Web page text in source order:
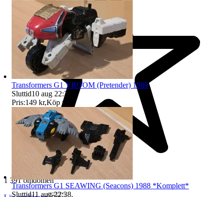
1 391 omdömen
Transformers G1 VROOM (Pretender) 1989
Sluttid10 aug 22:39
Pris:149 kr,Köp nu
Transformers G1 SEAWING (Seacons) 1988 *Komplett*
Sluttid11 aug 22:38.